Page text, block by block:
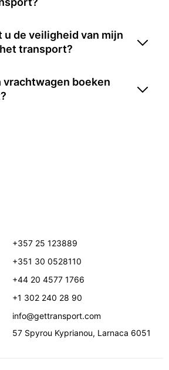
u de veiligheid van mijn
transport?
vrachtwagen boeken
+357 25 123889
+351 30 0528110
+44 20 4577 1766
+1 302 240 28 90
info@gettransport.com
57 Spyrou Kyprianou, Larnaca 6051